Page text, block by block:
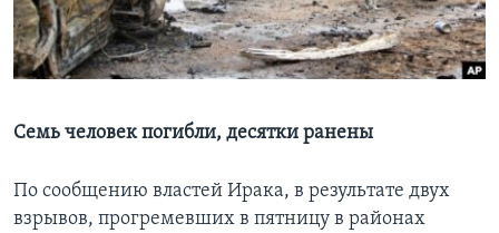
Learning English
Языки
Семь человек погибли, десятки ранены
По сообщению властей Ирака, в результате двух
взрывов, прогремевших в пятницу в районах